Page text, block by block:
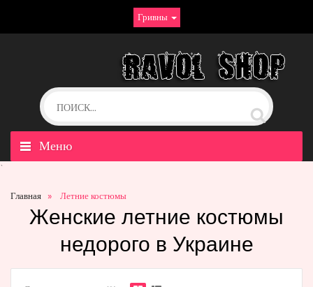
Гривны
Меню
`
Главная Летние костюмы
Женские летние костюмы
недорого в Украине